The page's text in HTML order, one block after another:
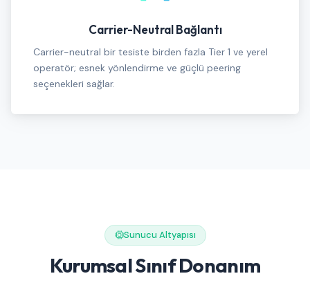
Carrier-Neutral Bağlantı
Carrier-neutral bir tesiste birden fazla Tier 1 ve yerel
operatör; esnek yönlendirme ve güçlü peering
seçenekleri sağlar.
Sunucu Altyapısı
Kurumsal Sınıf Donanım